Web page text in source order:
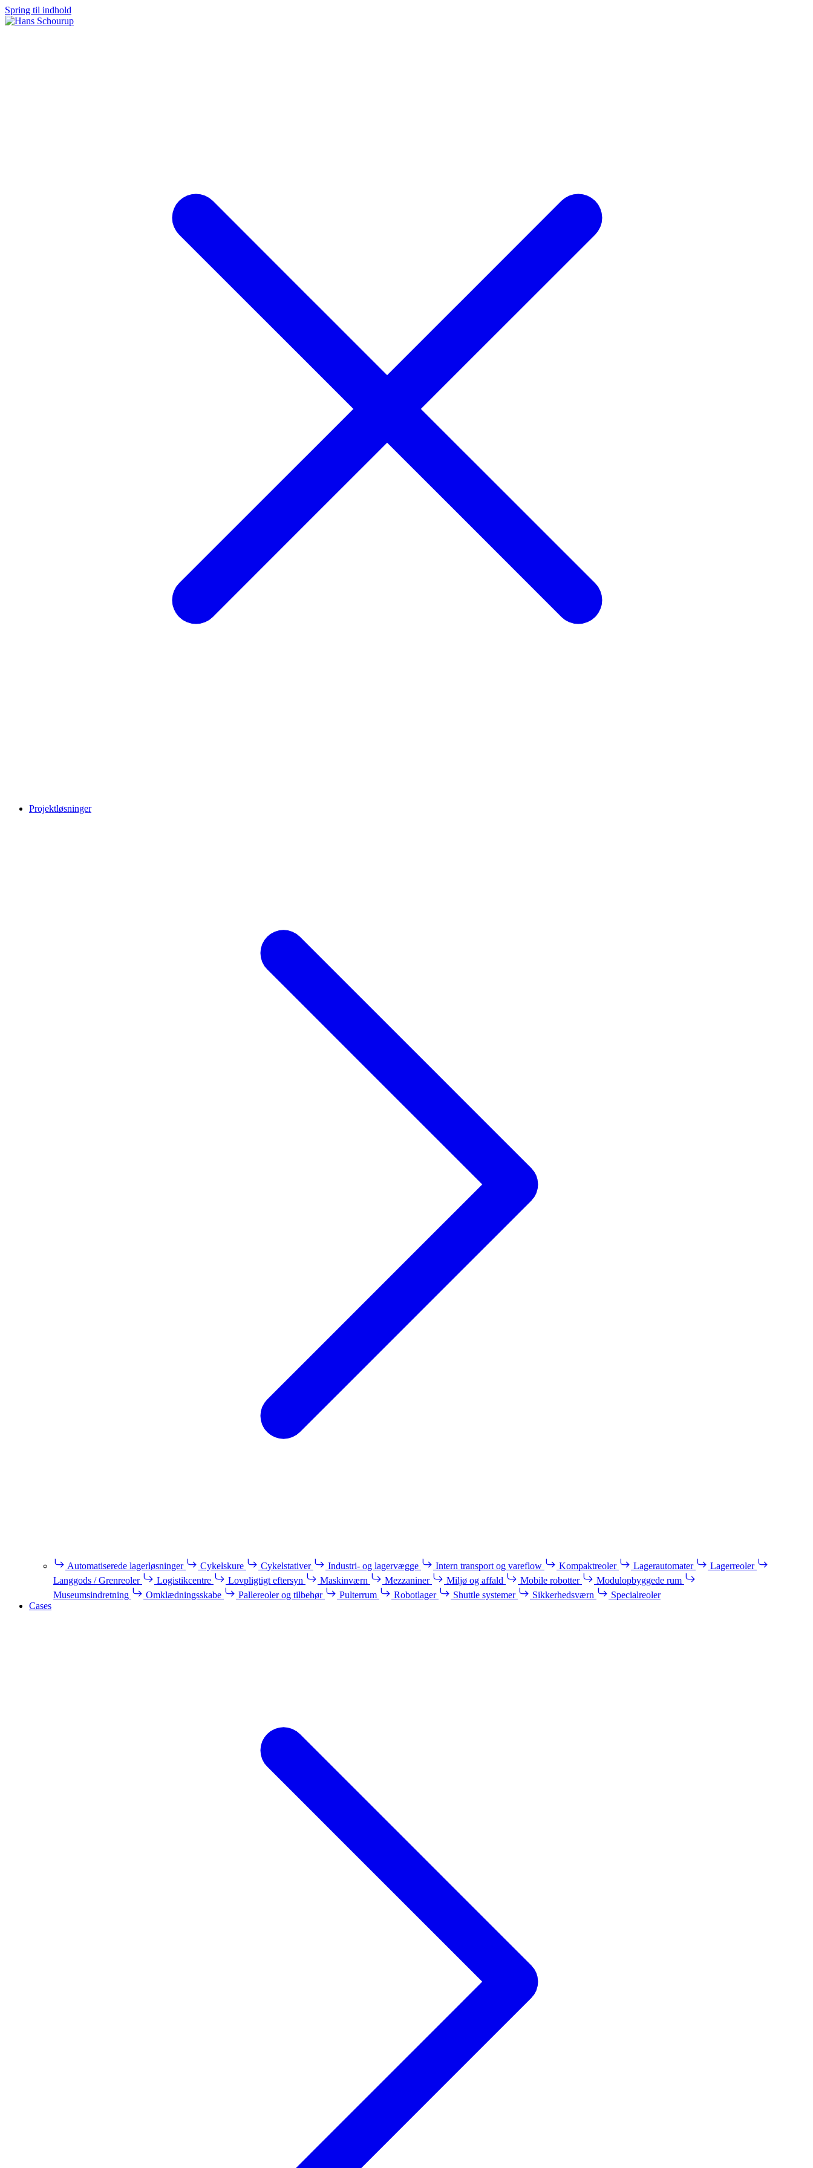
Spring til indhold
Projektløsninger
Automatiserede lagerløsninger Cykelskure Cykelstativer Industri- og lagervægge Intern transport og vareflow Kompaktreoler Lagerautomater
Lagerreoler
Langgods / Grenreoler
Logistikcentre Lovpligtigt eftersyn Maskinværn Mezzaniner Miljø og affald Mobile robotter
Modulopbyggede rum
Museumsindretning
Omklædningsskabe Pallereoler og tilbehør Pulterrum Robotlager Shuttle systemer Sikkerhedsværn
Specialreoler
Cases